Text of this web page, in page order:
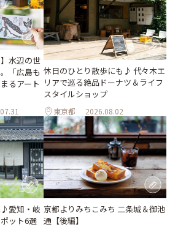
水辺の世
「広島も
るアート
休日のひとり散歩にも♪ 代々木エ
リアで巡る絶品ドーナツ＆ライフ
スタイルショップ
東京都 2026.08.02
愛知・岐
ット6選
京都よりみちこみち 二条城＆御池
通【後編】